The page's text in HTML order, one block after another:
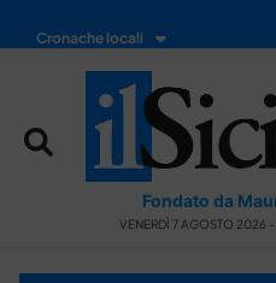
Cronache locali
Fondato da
VENERDÌ 7 AGOSTO 2026